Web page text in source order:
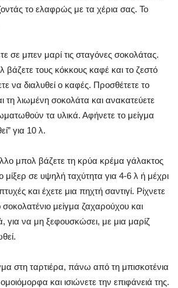
το ελαφρώς με τα χέρια σας. Το
σε μπεν μαρί τις σταγόνες σοκολάτας.
τους κόκκους καφέ και το ζεστό
να διαλυθεί ο καφές. Προσθέτετε το
τη λιωμένη σοκολάτα και ανακατεύετε
τα υλικά. Αφήνετε το μείγμα
για 10 λ.
μπολ βάζετε τη κρύα κρέμα γάλακτος
μίξερ σε υψηλή ταχύτητα για 4-6 λ ή μέχρι
και έχετε μια πηχτή σαντιγί. Ρίχνετε
σοκολατένιο μείγμα ζαχαρούχου και
για να μη ξεφουσκώσει, με μια μαρίζ
στη ταρτιέρα, πάνω από τη μπισκοτένια
και ισιώνετε την επιφάνειά της.